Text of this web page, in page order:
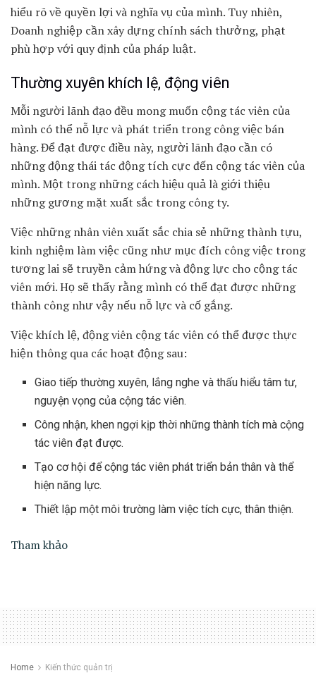
hiểu rõ về quyền lợi và nghĩa vụ của mình. Tuy nhiên,
Doanh nghiệp cần xây dựng chính sách thưởng, phạt
phù hợp với quy định của pháp luật.
Thường xuyên khích lệ, động viên
Mỗi người lãnh đạo đều mong muốn cộng tác viên của
mình có thể nỗ lực và phát triển trong công việc bán
hàng. Để đạt được điều này, người lãnh đạo cần có
những động thái tác động tích cực đến cộng tác viên của
mình. Một trong những cách hiệu quả là giới thiệu
những gương mặt xuất sắc trong công ty.
Việc những nhân viên xuất sắc chia sẻ những thành tựu,
kinh nghiệm làm việc cũng như mục đích công việc trong
tương lai sẽ truyền cảm hứng và động lực cho cộng tác
viên mới. Họ sẽ thấy rằng mình có thể đạt được những
thành công như vậy nếu nỗ lực và cố gắng.
Việc khích lệ, động viên cộng tác viên có thể được thực
hiện thông qua các hoạt động sau:
Giao tiếp thường xuyên, lắng nghe và thấu hiểu tâm tư,
nguyện vọng của cộng tác viên.
Công nhận, khen ngợi kịp thời những thành tích mà cộng
tác viên đạt được.
Tạo cơ hội để cộng tác viên phát triển bản thân và thể
hiện năng lực.
Thiết lập một môi trường làm việc tích cực, thân thiện.
Tham khảo
Home Kiến thức quản trị